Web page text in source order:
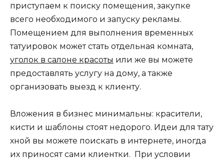
приступаем к поиску помещения, закупке
всего необходимого и запуску рекламы.
Помещением для выполнения временных
татуировок может стать отдельная комната,
уголок в салоне красоты или же вы можете
предоставлять услугу на дому, а также
организовать выезд к клиенту.
Вложения в бизнес минимальны: красители,
кисти и шаблоны стоят недорого. Идеи для тату
хной вы можете поискать в интернете, иногда
их приносят сами клиентки. При условии